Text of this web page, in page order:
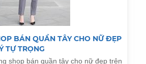
BÁN QUẦN TÂY CHO NỮ ĐẸP
TỰ TRỌNG
shop bán quần tây cho nữ đẹp trên